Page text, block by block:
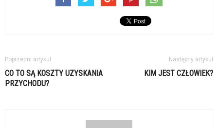
Poprzedni artykuł
CO TO SĄ KOSZTY UZYSKANIA
PRZYCHODU?
Następny artykuł
KIM JEST CZŁOWIEK?